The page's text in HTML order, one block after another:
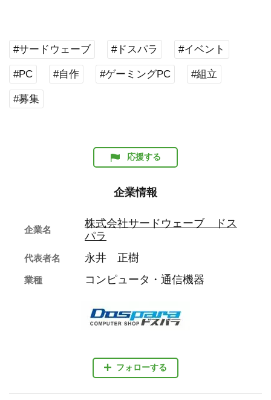
#サードウェーブ #ドスパラ #イベント
#PC #自作 #ゲーミングPC #組立
#募集
応援する
企業情報
フォローする
企業名
株式会社サードウェーブ ドス
パラ
代表者名 永井 正樹
業種 コンピュータ・通信機器